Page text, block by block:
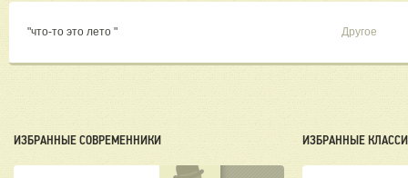
"что-то это лето " Другое
ИЗБРАННЫЕ СОВРЕМЕННИКИ ИЗБРАННЫЕ